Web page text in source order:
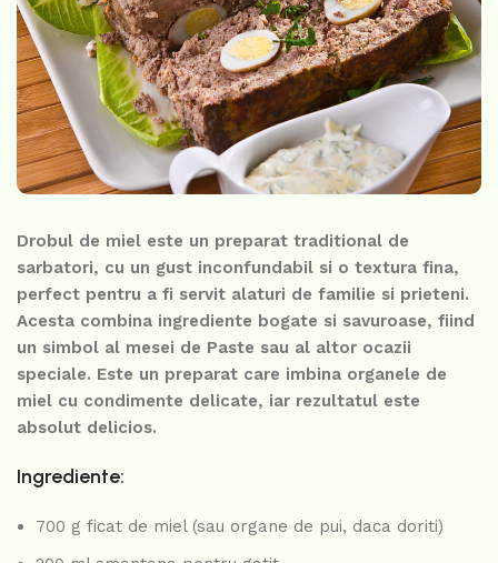
Drobul de miel este un preparat traditional de
sarbatori, cu un gust inconfundabil si o textura fina,
perfect pentru a fi servit alaturi de familie si prieteni.
Acesta combina ingrediente bogate si savuroase, fiind
un simbol al mesei de Paste sau al altor ocazii
speciale. Este un preparat care imbina organele de
miel cu condimente delicate, iar rezultatul este
absolut delicios.
Ingrediente:
700 g ficat de miel (sau organe de pui, daca doriti)